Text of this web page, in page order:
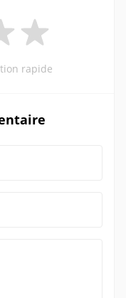
rapide